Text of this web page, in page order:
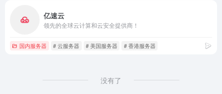
亿速云
领先的全球云计算和云安全提供商！
国内服务器 # 云服务器 # 美国服务器 # 香港服务器
没有了